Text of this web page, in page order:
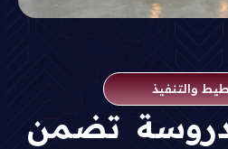
والتنفيذ
تضمن